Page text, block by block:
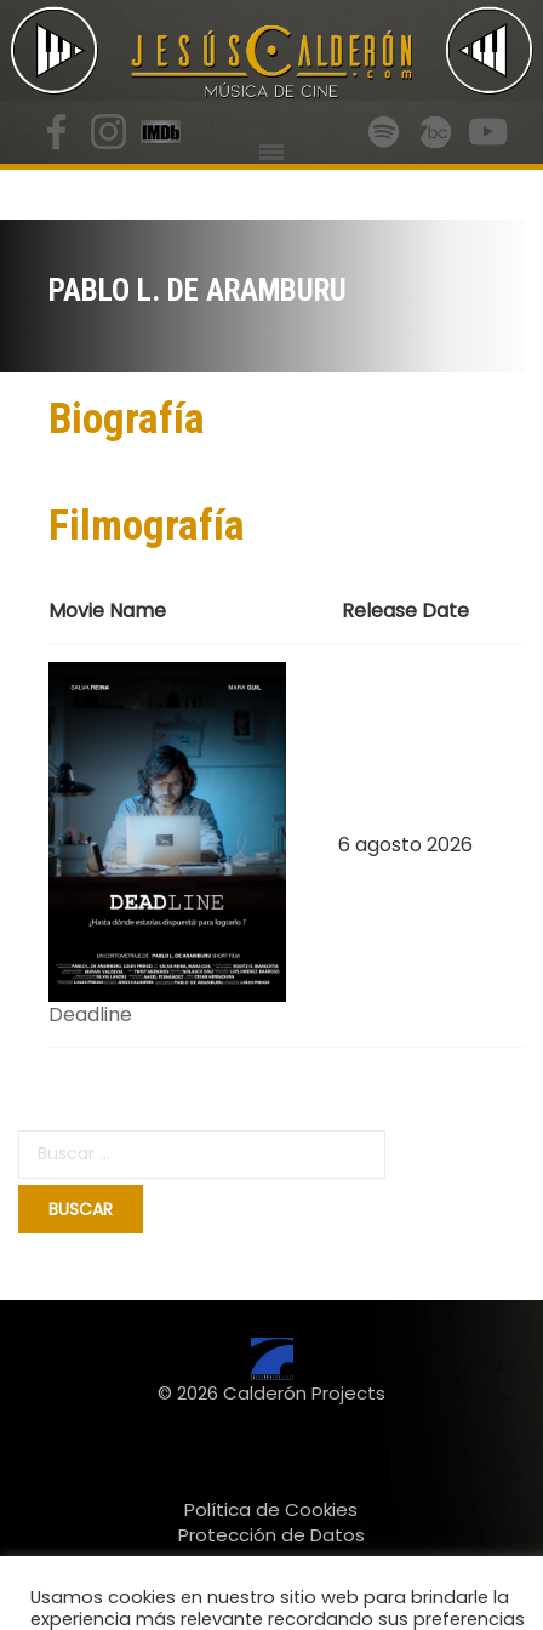
PABLO L. DE ARAMBURU
Biografía
Filmografía
Movie Name Release Date
Deadline
6 agosto 2026
Buscar:
© 2026 Calderón Projects
Política de Cookies
Protección de Datos
Usamos cookies en nuestro sitio web para brindarle la
experiencia más relevante recordando sus preferencias